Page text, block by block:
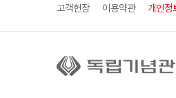
고객헌장 이용약관 개인정